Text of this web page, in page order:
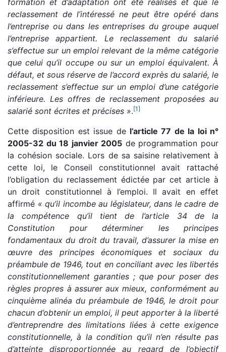
formation et d’adaptation ont été réalisés et que le
reclassement de l’intéressé ne peut être opéré dans
l’entreprise ou dans les entreprises du groupe auquel
l’entreprise appartient. Le reclassement du salarié
s’effectue sur un emploi relevant de la même catégorie
que celui qu’il occupe ou sur un emploi équivalent. À
défaut, et sous réserve de l’accord exprès du salarié, le
reclassement s’effectue sur un emploi d’une catégorie
inférieure. Les offres de reclassement proposées au
salarié sont écrites et précises ».[1]
Cette disposition est issue de l’article 77 de la loi n°
2005-32 du 18 janvier 2005 de programmation pour
la cohésion sociale. Lors de sa saisine relativement à
cette loi, le Conseil constitutionnel avait rattaché
l’obligation du reclassement édictée par cet article à
un droit constitutionnel à l’emploi. Il avait en effet
affirmé « qu’il incombe au législateur, dans le cadre de
la compétence qu’il tient de l’article 34 de la
Constitution pour déterminer les principes
fondamentaux du droit du travail, d’assurer la mise en
œuvre des principes économiques et sociaux du
préambule de 1946, tout en conciliant avec les libertés
constitutionnellement garanties ; que pour poser des
règles propres à assurer aux mieux, conformément au
cinquième alinéa du préambule de 1946, le droit pour
chacun d’obtenir un emploi, il peut apporter à la liberté
d’entreprendre des limitations liées à cette exigence
constitutionnelle, à la condition qu’il n’en résulte pas
d’atteinte disproportionnée au regard de l’objectif